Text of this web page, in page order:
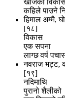
कहिले पाउने
हिमाल अम्मै,
[१८]
विकास
एक सपना
लाग्छ वर्ष
नवराज भट्ट,
[१९]
नदिमाथि
पुरानो शैलीको